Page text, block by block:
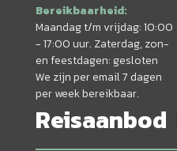
Bereikbaarheid:
Maandag t/m vrijdag: 10:00
- 17:00 uur. Zaterdag, zon-
en feestdagen: gesloten
We zijn per email 7 dagen
per week bereikbaar.
Reisaanbod